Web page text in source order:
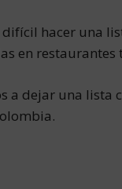
hacer una
en
a dejar una lista